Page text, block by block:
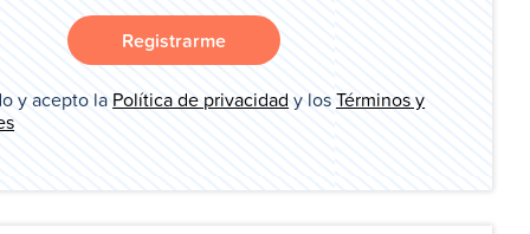
Registrarme
y acepto la Política de privacidad y losTérminos y